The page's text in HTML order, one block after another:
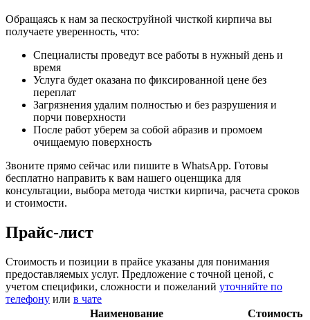
Обращаясь к нам за пескоструйной чисткой кирпича вы
получаете уверенность, что:
Специалисты проведут все работы в нужный день и
время
Услуга будет оказана по фиксированной цене без
переплат
Загрязнения удалим полностью и без разрушения и
порчи поверхности
После работ уберем за собой абразив и промоем
очищаемую поверхность
Звоните прямо сейчас или пишите в WhatsApp. Готовы
бесплатно направить к вам нашего оценщика для
консультации, выбора метода чистки кирпича, расчета сроков
и стоимости.
Прайс-лист
Стоимость и позиции в прайсе указаны для понимания
предоставляемых услуг. Предложение с точной ценой, с
учетом специфики, сложности и пожеланий уточняйте по
телефону или в чате
Наименование
Стоимость